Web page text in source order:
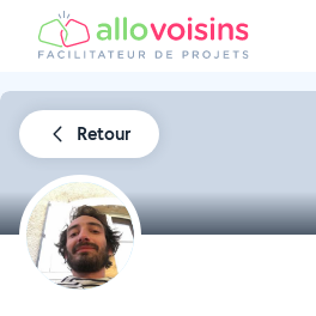
Retour